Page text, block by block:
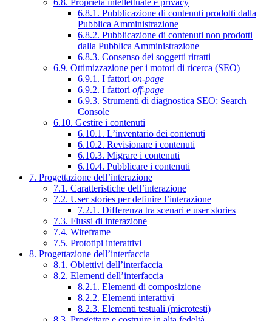
6.8.1. Pubblicazione di contenuti prodotti dalla
Pubblica Amministrazione
6.8.2. Pubblicazione di contenuti non prodotti
dalla Pubblica Amministrazione
6.8.3. Consenso dei soggetti ritratti
6.9. Ottimizzazione per i motori di ricerca (SEO)
6.9.1. I fattori on-page
6.9.2. I fattori off-page
6.9.3. Strumenti di diagnostica SEO: Search
Console
6.10. Gestire i contenuti
6.10.1. L’inventario dei contenuti
6.10.2. Revisionare i contenuti
6.10.3. Migrare i contenuti
6.10.4. Pubblicare i contenuti
7. Progettazione dell’interazione
7.1. Caratteristiche dell’interazione
7.2. User stories per definire l’interazione
7.2.1. Differenza tra scenari e user stories
7.3. Flussi di interazione
7.4. Wireframe
7.5. Prototipi interattivi
8. Progettazione dell’interfaccia
8.1. Obiettivi dell’interfaccia
8.2. Elementi dell’interfaccia
8.2.1. Elementi di composizione
8.2.2. Elementi interattivi
8.2.3. Elementi testuali (microtesti)